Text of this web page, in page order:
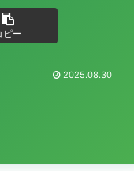
ピー
2025.08.30